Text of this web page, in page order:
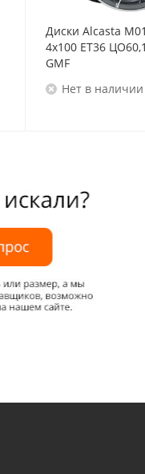
Диски Alcasta
4x100 ET36
GMF
Нет в наличии